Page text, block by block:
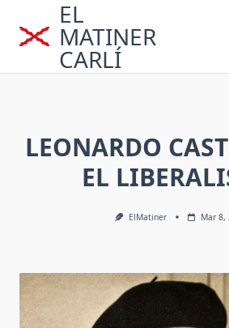
contenido
EL
MATINER
CARLÍ
LEONARDO
EL
ElMatiner Mar 8,